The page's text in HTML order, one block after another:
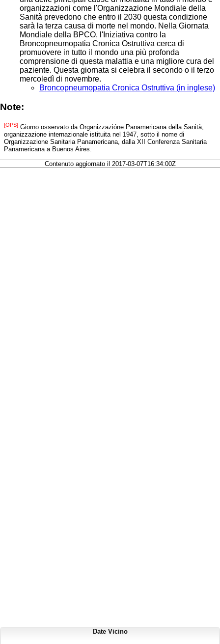
organizzazioni come l'Organizzazione Mondiale della
Sanità prevedono che entro il 2030 questa condizione
sarà la terza causa di morte nel mondo. Nella Giornata
Mondiale della BPCO, l'Iniziativa contro la
Broncopneumopatia Cronica Ostruttiva cerca di
promuovere in tutto il mondo una più profonda
comprensione di questa malattia e una migliore cura del
paziente. Questa giornata si celebra il secondo o il terzo
mercoledì di novembre.
Broncopneumopatia Cronica Ostruttiva (in inglese)
Note:
[OPS] Giorno osservato da Organizzazióne Panamericana della Sanità,
organizzazione internazionale istituita nel 1947, sotto il nome di
Organizzazione Sanitaria Panamericana, dalla XII Conferenza Sanitaria
Panamericana a Buenos Aires.
Contenuto aggiornato il 2017-03-07T16:34:00Z
Date Vicino